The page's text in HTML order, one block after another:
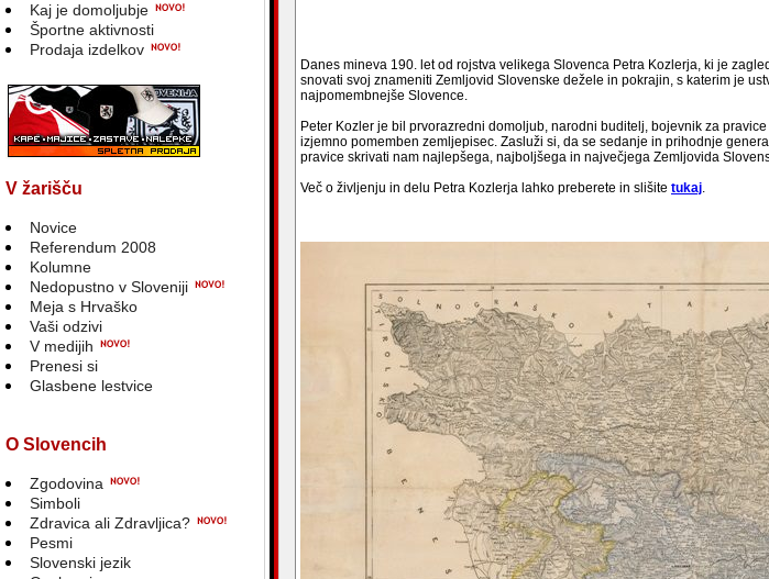
Kaj je domoljubje
Športne aktivnosti
Prodaja izdelkov
V žarišču
Novice
Referendum 2008
Kolumne
Nedopustno v Sloveniji
Meja s Hrvaško
Vaši odzivi
V medijih
Prenesi si
Glasbene lestvice
O Slovencih
Zgodovina
Simboli
Zdravica ali Zdravljica?
Pesmi
Slovenski jezik
Danes mineva 190. let od rojstva velikega Slovenca Petra Kozlerja, ki je
snovati svoj znameniti Zemljovid Slovenske dežele in pokrajin, s katerim je
najpomembnejše Slovence.
Peter Kozler je bil prvorazredni domoljub, narodni buditelj, bojevnik za
izjemno pomemben zemljepisec. Zasluži si, da se sedanje in prihodnje
pravice skrivati nam najlepšega, najboljšega in največjega Zemljovida
Več o življenju in delu Petra Kozlerja lahko preberete in slišite tukaj.